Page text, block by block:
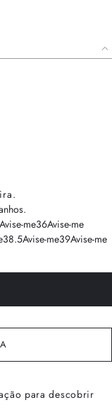
.
.
Avise-me36Avise-me
38.5Avise-me39Avise-me
para descobrir